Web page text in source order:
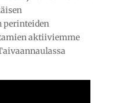
perinteiden
aktiiviemme